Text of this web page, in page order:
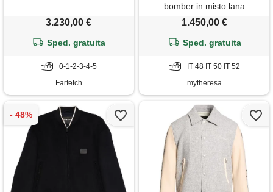
3.230,00 €
Sped. gratuita
0-1-2-3-4-5
Farfetch
bomber in misto lana
1.450,00 €
Sped. gratuita
IT 48 IT 50 IT 52
mytheresa